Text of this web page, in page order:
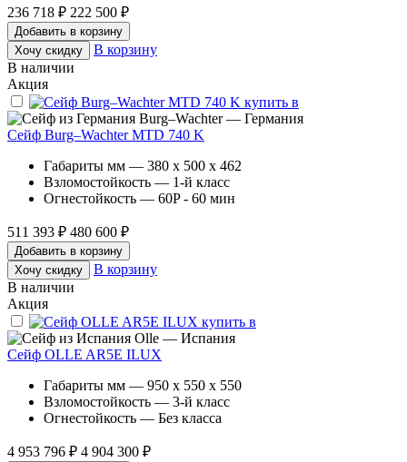
236 718 ₽ 222 500 ₽
Добавить в корзину
Хочу скидку
В корзину
В наличии
Акция
Burg–Wachter — Германия
Сейф Burg–Wachter MTD 740 K
Габариты мм — 380 x 500 x 462
Взломостойкость — 1-й класс
Огнестойкость — 60P - 60 мин
511 393 ₽ 480 600 ₽
Добавить в корзину
Хочу скидку
В корзину
В наличии
Акция
Olle — Испания
Сейф OLLE AR5E ILUX
Габариты мм — 950 x 550 x 550
Взломостойкость — 3-й класс
Огнестойкость — Без класса
4 953 796 ₽ 4 904 300 ₽